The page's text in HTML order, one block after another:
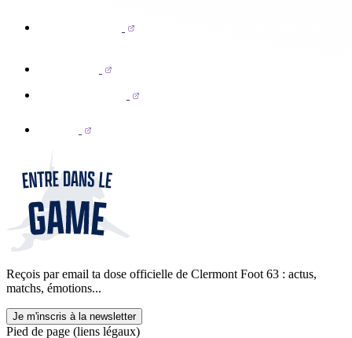
Reçois par email ta dose officielle de Clermont Foot 63 : actus,
matchs, émotions...
Je m'inscris à la newsletter
Pied de page (liens légaux)